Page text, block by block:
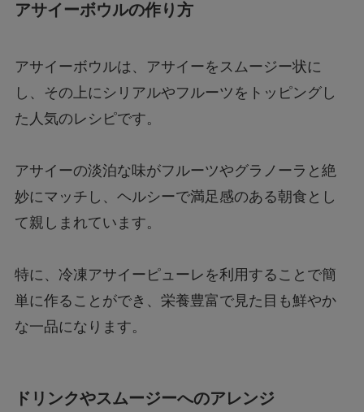
アサイーボウルの作り方
アサイーボウルは、アサイーをスムージー状に
し、その上にシリアルやフルーツをトッピングし
た人気のレシピです。
アサイーの淡泊な味がフルーツやグラノーラと絶
妙にマッチし、ヘルシーで満足感のある朝食とし
て親しまれています。
特に、冷凍アサイーピューレを利用することで簡
単に作ることができ、栄養豊富で見た目も鮮やか
な一品になります。
ドリンクやスムージーへのアレンジ